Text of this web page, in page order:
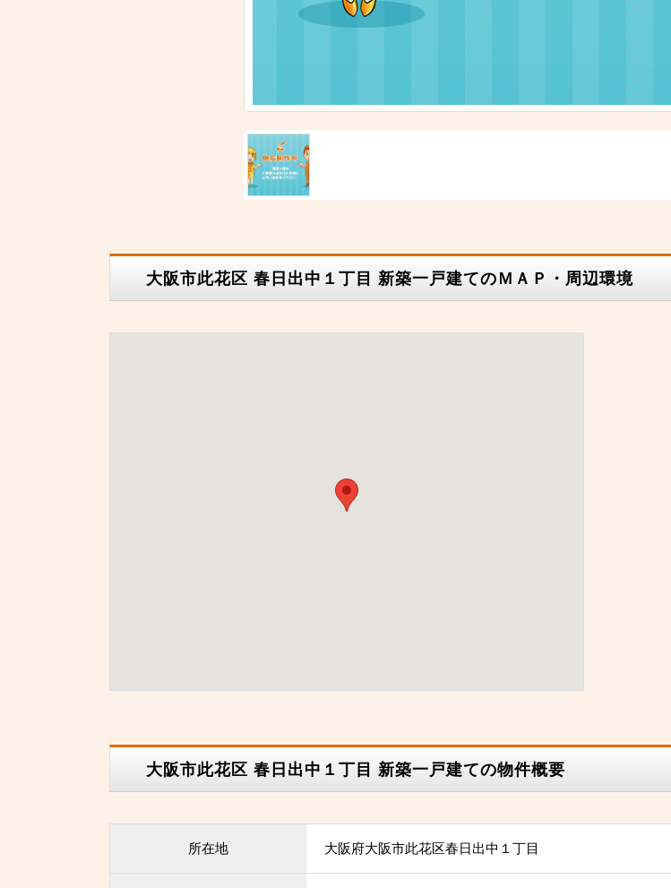
大阪市此花区 春日出中１丁目 新築一戸建てのＭＡＰ・周辺環境
大阪市此花区 春日出中１丁目 新築一戸建ての物件概要
所在地 大阪府大阪市此花区春日出中１丁目